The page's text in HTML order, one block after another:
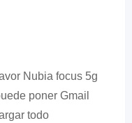
Nubia focus 5g
poner Gmail
todo